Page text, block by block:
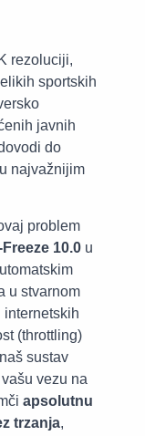
rezoluciji,
sportskih
javnih
do
najvažnijim
problem
10.0 u
u stvarnom
internetskih
(throttling)
sustav
vezu na
apsolutnu
trzanja,